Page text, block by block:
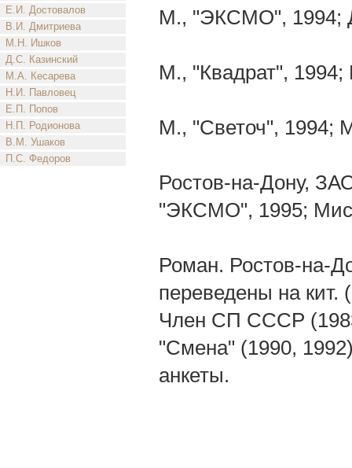
Е.И. Достовалов
В.И. Дмитриева
М.Н. Ишков
Д.С. Казинский
М.А. Кесарева
Н.И. Павловец
Е.П. Попов
Н.П. Родионова
В.М. Ушаков
П.С. Федоров
М., "ЭКСМО", 1994;
М., "Квадрат", 1994;
М., "Светоч", 1994;
Ростов-на-Дону,
"ЭКСМО", 1995;
Роман. Ростов-на-
переведены на кит.
Член СП СССР
"Смена" (1990,
анкеты.